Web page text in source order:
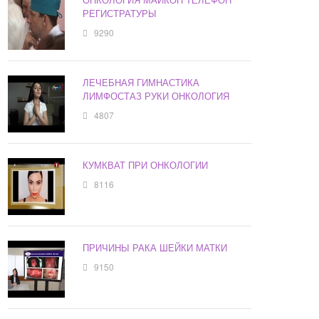
РЕГИСТРАТУРЫ
9290
ЛЕЧЕБНАЯ ГИМНАСТИКА
ЛИМФОСТАЗ РУКИ ОНКОЛОГИЯ
4807
КУМКВАТ ПРИ ОНКОЛОГИИ
8116
ПРИЧИНЫ РАКА ШЕЙКИ МАТКИ
9150